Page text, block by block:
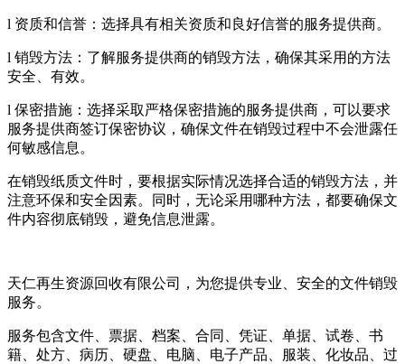
l 资质和信誉：选择具有相关资质和良好信誉的服务提供商。
l 销毁方法：了解服务提供商的销毁方法，确保其采用的方法
安全、有效。
l 保密措施：选择采取严格保密措施的服务提供商，可以要求
服务提供商签订保密协议，确保文件在销毁过程中不会泄露任
何敏感信息。
在销毁纸质文件时，要根据实际情况选择合适的销毁方法，并
注意环保和安全因素。同时，无论采用哪种方法，都要确保文
件内容彻底销毁，避免信息泄露。
天仁再生资源回收有限公司，为您提供专业、安全的文件销毁
服务。
服务包含文件、票据、档案、合同、凭证、单据、试卷、书
籍、处方、病历、硬盘、电脑、电子产品、服装、化妆品、过